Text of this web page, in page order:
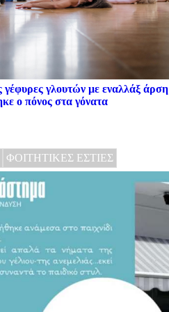
γέφυρες γλουτών με εναλλάξ άρση
ο πόνος στα γόνατα
ΦΟΙΤΗΤΙΚΕΣ ΕΣΤΙΕΣ